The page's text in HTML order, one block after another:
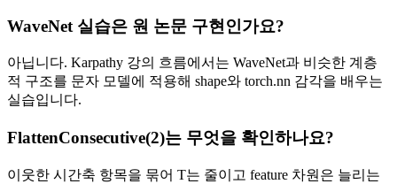
WaveNet 실습은 원 논문 구현인가요?
아닙니다. Karpathy 강의 흐름에서는 WaveNet과 비슷한 계층
적 구조를 문자 모델에 적용해 shape와 torch.nn 감각을 배우는
실습입니다.
FlattenConsecutive(2)는 무엇을 확인하나요?
이웃한 시간축 항목을 묶어 T는 줄이고 feature 차원은 늘리는